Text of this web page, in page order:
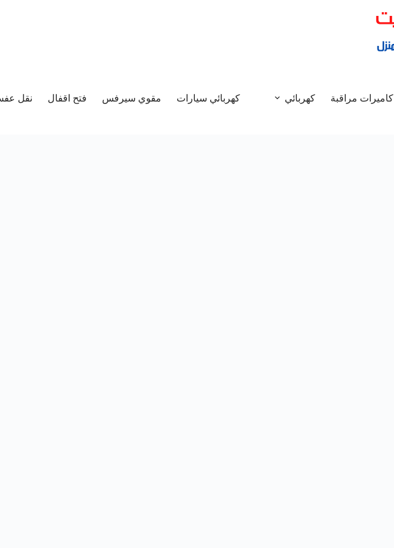
كاميرات مراقبة كهربائي كهربائي سيارات مقوي سيرفس فتح اقفال نقل